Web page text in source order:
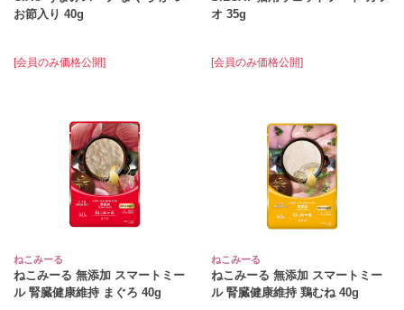
お節入り 40g
[会員のみ価格公開]
オ 35g
[会員のみ価格公開]
ねこみーる
ねこみーる 無添加 スマートミー
ル 腎臓健康維持 まぐろ 40g
ねこみーる
ねこみーる 無添加 スマートミー
ル 腎臓健康維持 鶏むね 40g